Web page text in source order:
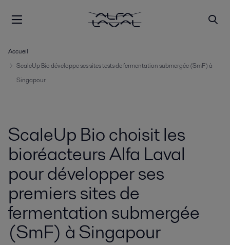
Accueil
ScaleUp Bio développe ses sites tests de fermentation submergée (SmF) à
Singapour
ScaleUp Bio choisit les
bioréacteurs Alfa Laval
pour développer ses
premiers sites de
fermentation submergée
(SmF) à Singapour